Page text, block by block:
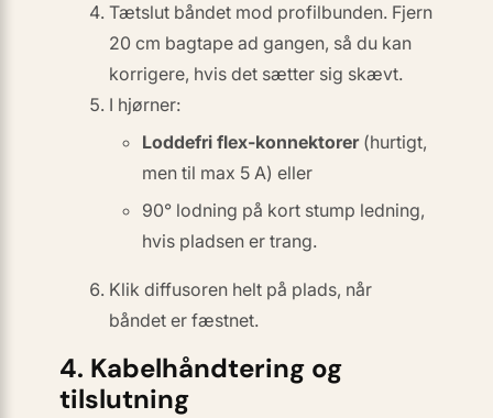
Tætslut båndet mod profilbunden. Fjern
20 cm bagtape ad gangen, så du kan
korrigere, hvis det sætter sig skævt.
I hjørner:
Loddefri flex-konnektorer(hurtigt,
men til max 5 A) eller
90° lodning på kort stump ledning,
hvis pladsen er trang.
Klik diffusoren helt på plads, når
båndet er fæstnet.
4. Kabelhåndtering og
tilslutning